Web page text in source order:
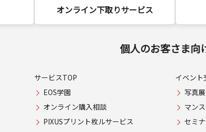
オンライン下取りサービス
個人のお客さま向
サービスTOP
EOS学園
オンライン購入相談
PIXUSプリント枚ルサービス
イベント
写真展
マン
セミ